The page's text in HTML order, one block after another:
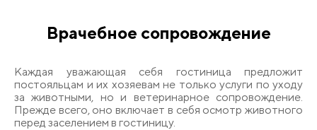
Врачебное сопровождение
Каждая уважающая себя гостиница предложит
постояльцам и их хозяевам не только услуги по уходу
за животными, но и ветеринарное сопровождение.
Прежде всего, оно включает в себя осмотр животного
перед заселением в гостиницу.